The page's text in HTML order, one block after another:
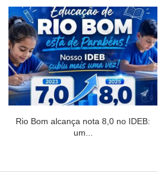
Rio Bom alcança nota 8,0 no IDEB:
um...